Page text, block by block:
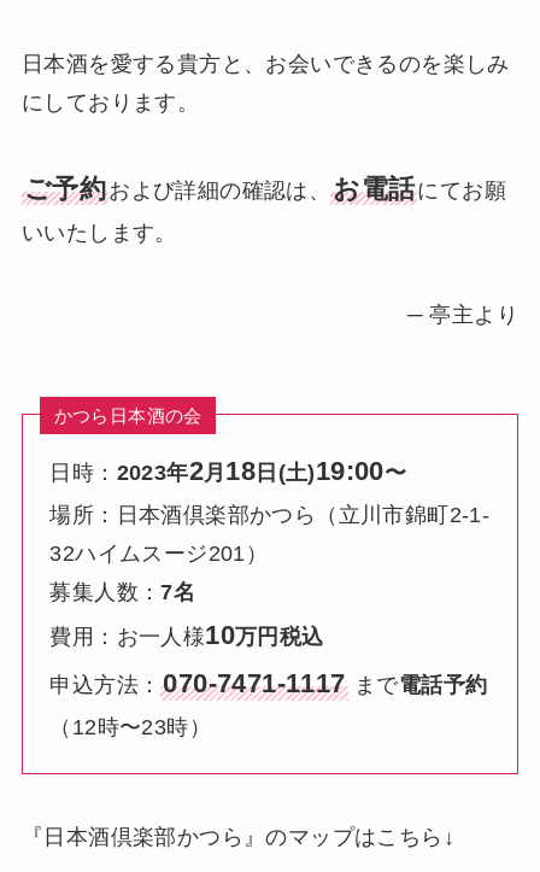
日本酒を愛する貴方と、お会いできるのを楽しみ
にしております。
ご予約および詳細の確認は、お電話にてお願
いいたします。
─ 亭主より
かつら日本酒の会
日時： 2023年2月 18 日(土)19:00〜
場所：日本酒倶楽部かつら（立川市錦町2-1-
32ハイムスージ201）
募集人数：7名
費用：お一人様10万円税込
申込方法：070-7471-1117まで電話予約
（12時〜23時）
『日本酒倶楽部かつら』のマップはこちら↓